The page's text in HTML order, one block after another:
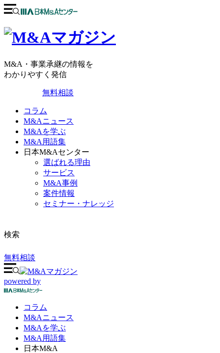
M&A・事業承継の情報を
わかりやすく発信
無料相談
コラム
M&Aニュース
M&Aを学ぶ
M&A用語集
日本M&Aセンター
選ばれる理由
サービス
M&A事例
案件情報
セミナー・ナレッジ
検索
無料相談
powered by
コラム
M&Aニュース
M&Aを学ぶ
M&A 用語集
日本M&A